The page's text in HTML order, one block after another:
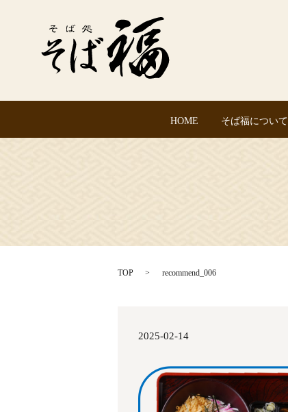
HOME そば福について
TOP recommend_006
2025-02-14